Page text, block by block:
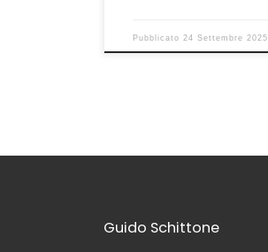
Pubblicato 24 Settembre 2025
Guido Schittone